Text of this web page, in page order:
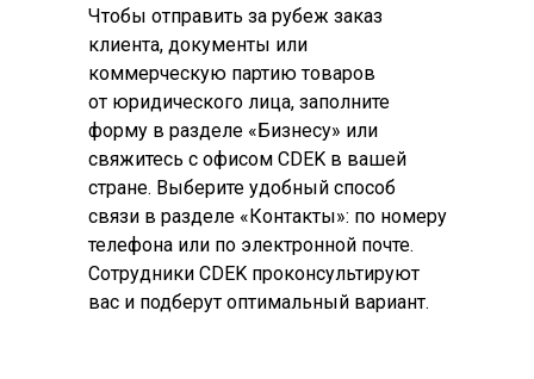
Чтобы отправить за рубеж заказ
клиента, документы или
коммерческую партию товаров
от юридического лица, заполните
форму в разделе «Бизнесу» или
свяжитесь с офисом CDEK в вашей
стране. Выберите удобный способ
связи в разделе «Контакты»: по номеру
телефона или по электронной почте.
Сотрудники CDEK проконсультируют
вас и подберут оптимальный вариант.